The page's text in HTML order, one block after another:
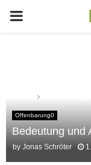
PRIMARY
Offenbarung0
Bedeutung und
by Jonas Schröter